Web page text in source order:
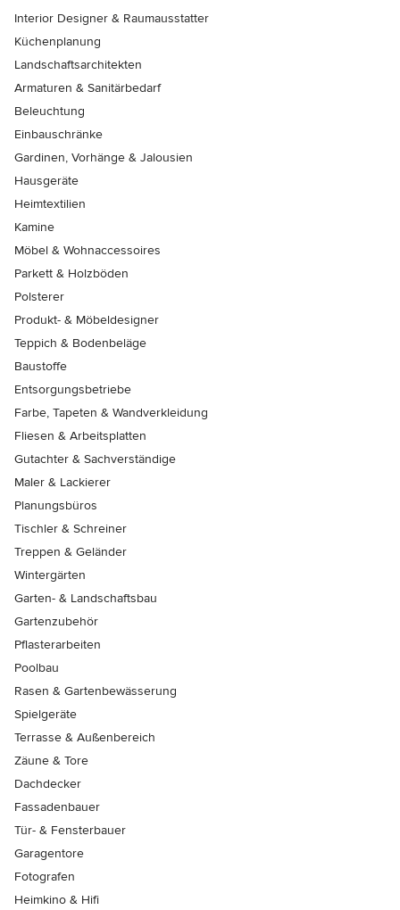
Interior Designer & Raumausstatter
Küchenplanung
Landschaftsarchitekten
Armaturen & Sanitärbedarf
Beleuchtung
Einbauschränke
Gardinen, Vorhänge & Jalousien
Hausgeräte
Heimtextilien
Kamine
Möbel & Wohnaccessoires
Parkett & Holzböden
Polsterer
Produkt- & Möbeldesigner
Teppich & Bodenbeläge
Baustoffe
Entsorgungsbetriebe
Farbe, Tapeten & Wandverkleidung
Fliesen & Arbeitsplatten
Gutachter & Sachverständige
Maler & Lackierer
Planungsbüros
Tischler & Schreiner
Treppen & Geländer
Wintergärten
Garten- & Landschaftsbau
Gartenzubehör
Pflasterarbeiten
Poolbau
Rasen & Gartenbewässerung
Spielgeräte
Terrasse & Außenbereich
Zäune & Tore
Dachdecker
Fassadenbauer
Tür- & Fensterbauer
Garagentore
Fotografen
Heimkino & Hifi